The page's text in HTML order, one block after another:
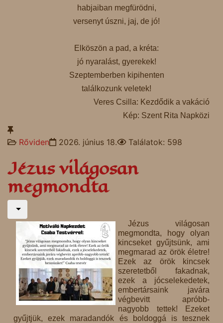
habjaiban megfürödni,
versenyt úszni, jaj, de jó!
Elköszön a pad, a kréta:
jó nyaralást, gyerekek!
Szeptemberben kipihenten
találkozunk veletek!
Veres Csilla: Kezdődik a vakáció
Kép: Szent Rita Napközi
Rőviden 2026. június 18. Találatok: 598
Jézus világosan
megmondta
Jézus világosan
megmondta, hogy olyan
kincseket gyűjtsünk, ami
megmarad az örök életre!
Ezek az örök kincsek
szeretetből fakadnak,
ezek a jócselekedetek,
embertársaink javára
végbevitt apróbb-
nagyobb tettek! Ezeket
gyűjtjük, ezek maradandók és boldoggá is tesznek